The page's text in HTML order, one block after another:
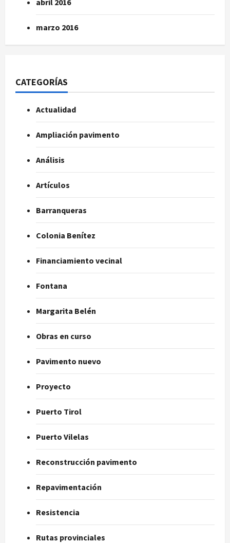
abril 2016
marzo 2016
CATEGORÍAS
Actualidad
Ampliación pavimento
Análisis
Artículos
Barranqueras
Colonia Benítez
Financiamiento vecinal
Fontana
Margarita Belén
Obras en curso
Pavimento nuevo
Proyecto
Puerto Tirol
Puerto Vilelas
Reconstrucción pavimento
Repavimentación
Resistencia
Rutas provinciales